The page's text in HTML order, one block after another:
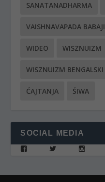
SANATANADHARMA
VAISHNAVAPADA BABAJI
WIDEO WISZNUIZM
WISZNUIZM BENGALSKI
ĆAJTANJA ŚIWA
SOCIAL MEDIA